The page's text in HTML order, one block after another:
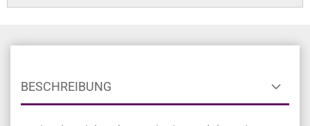
BESCHREIBUNG